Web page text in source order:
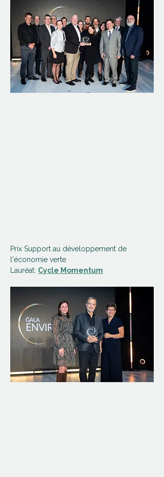
Prix Support au développement de
l'économie verte
Lauréat: Cycle Momentum